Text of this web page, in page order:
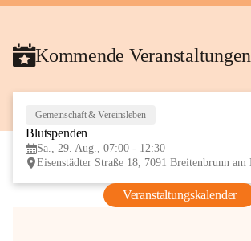
Kommende Veranstaltungen
Gemeinschaft & Vereinsleben
Blutspenden
Sa., 29. Aug., 07:00 - 12:30
Veranstaltungskalender